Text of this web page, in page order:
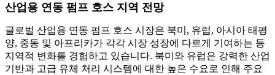
산업용 연동 펌프 호스 지역 전망
글로벌 산업용 연동 펌프 호스 시장은 북미, 유럽, 아시아 태평
양, 중동 및 아프리카가 각각 시장 성장에 다르게 기여하는 등
지역적 변화를 경험하고 있습니다. 북미와 유럽은 강력한 산업
기반과 고급 유체 처리 시스템에 대한 높은 수요로 인해 주요